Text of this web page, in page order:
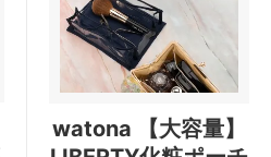
watona 【大容量】